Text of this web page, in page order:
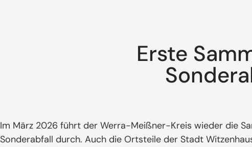
Erste
Im März 2026 führt der Werra-Meißner-Kreis wieder die
Sonderabfall durch. Auch die Ortsteile der Stadt